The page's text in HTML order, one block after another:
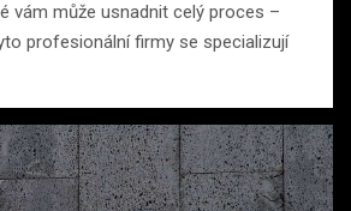
vám může usnadnit celý proces –
profesionální firmy se specializují